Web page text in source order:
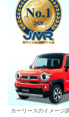
カーリースのイメージ